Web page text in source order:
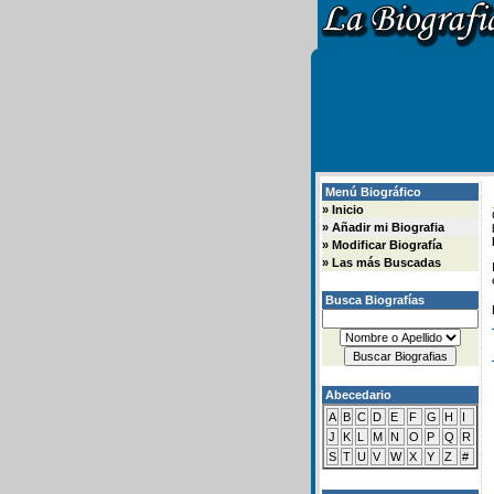
Menú Biográfico
» Inicio
» Añadir mi Biografia
» Modificar Biografía
» Las más Buscadas
Busca Biografías
Abecedario
A B C D E F G H
I
J
K L M N O P Q
R
S T U V W X Y Z #